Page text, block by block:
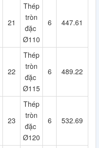
21
Thép
tròn
đặc
Ø110
6 447.61
22
Thép
tròn
đặc
Ø115
6 489.22
23
Thép
tròn
đặc
Ø120
6 532.69